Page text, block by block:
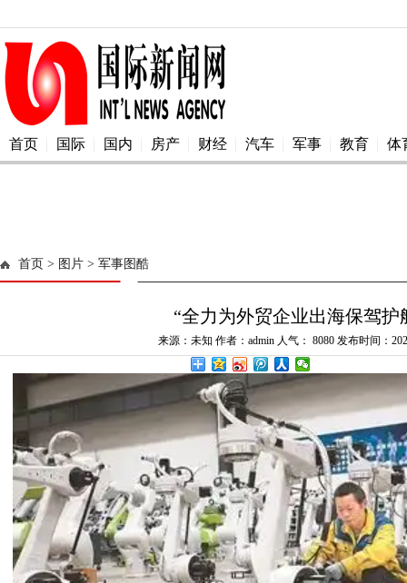
首页 国际 国内 房产 财经 汽车 军事 教育 体
首页 > 图片 > 军事图酷
“全力为外贸企业出海保驾护
来源：未知 作者：admin 人气： 8080 发布时间：